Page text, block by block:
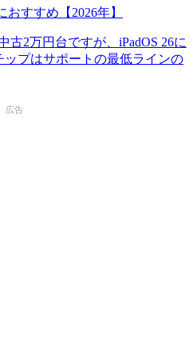
すすめ【2026年】
古2万円台ですが、iPadOS 26に
プはサポートの最低ラインの
広告